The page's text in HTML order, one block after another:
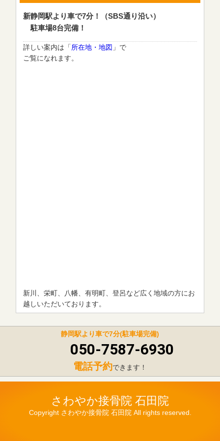
新静岡駅より車で7分！（SBS通り沿い）
駐車場8台完備！
詳しい案内は「所在地・地図 」で
ご覧になれます。
新川、栄町、八幡、有明町、登呂など広く地域の方にお
越しいただいております。
静岡駅より車で7分(駐車場完備)
050-7587-6930
電話予約できます！
さわやか接骨院 石田院
Copyright さわやか接骨院 石田院 All rights reserved.